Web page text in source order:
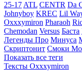
25-17 ATL CENTR Da
Johnyboy KREC Lil
Oxxxymiron Pharaoh
Chemodan Versus Баста
Легенды Про Минуса
Скриптонит Смоки Мо
Показать все теги
Тексты Oxxxymiron